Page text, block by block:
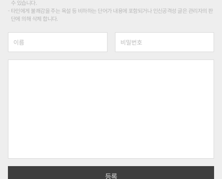
수 있습니다.
타인에게 불쾌감을 주는 욕설 등 비하하는 단어가 내용에 포함되거나 인신공격성 글은 관리자의 판
단에 의해 삭제 합니다.